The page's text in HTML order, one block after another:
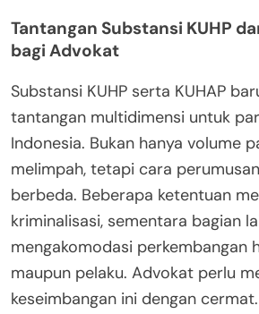
Tantangan Substansi KUHP
bagi Advokat
Substansi KUHP serta KUHAP
tantangan multidimensi untuk
Indonesia. Bukan hanya volume
melimpah, tetapi cara
berbeda. Beberapa ketentuan
kriminalisasi, sementara bagian
mengakomodasi perkembangan
maupun pelaku. Advokat perlu
keseimbangan ini dengan